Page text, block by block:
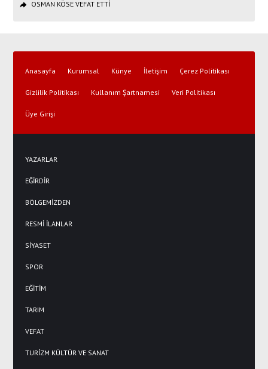
OSMAN KÖSE VEFAT ETTİ
Anasayfa Kurumsal Künye İletişim Çerez Politikası
Gizlilik Politikası Kullanım Şartnamesi Veri Politikası
Üye Girişi
YAZARLAR
EĞİRDİR
BÖLGEMİZDEN
RESMİ İLANLAR
SİYASET
SPOR
EĞİTİM
TARIM
VEFAT
TURİZM KÜLTÜR VE SANAT